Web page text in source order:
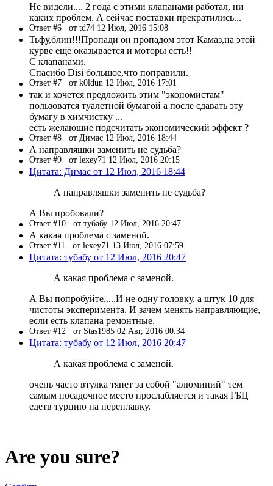
Не видели.... 2 года с этими клапанами работал, ни
каких проблем. А сейчас поставки прекратились...
Ответ #6 от td74 12 Июл, 2016 15:08
Тьфу,блин!!!Пропади он пропадом этот Камаз,на этой
курве еще оказывается и моторы есть!!
С клапанами.
Спасибо Disi большое,что поправили.
Ответ #7 от k0ldun 12 Июл, 2016 17:01
так и хочется предложить этим "экономистам"
пользоватся туалетной бумагой а после сдавать эту
бумагу в химчистку ...
есть желающие подсчитать экономический эффект ?
Ответ #8 от Димас 12 Июл, 2016 18:44
А направляшки заменить не судьба?
Ответ #9 от lexey71 12 Июл, 2016 20:15
Цитата: Димас от 12 Июл, 2016 18:44
А направляшки заменить не судьба?
А Вы пробовали?
Ответ #10 от тубабу 12 Июл, 2016 20:47
А какая проблема с заменой.
Ответ #11 от lexey71 13 Июл, 2016 07:59
Цитата: тубабу от 12 Июл, 2016 20:47
А какая проблема с заменой.
А Вы попробуйте.....И не одну головку, а штук 10 для
чистоты эксперимента. И зачем менять направляющие,
если есть клапана ремонтные.
Ответ #12 от Stas1985 02 Авг, 2016 00:34
Цитата: тубабу от 12 Июл, 2016 20:47
А какая проблема с заменой.
очень часто втулка тянет за собой "алюминий" тем
самым посадочное место прослабляется и такая ГБЦ
едетв турцию на переплавку.
Are you sure?